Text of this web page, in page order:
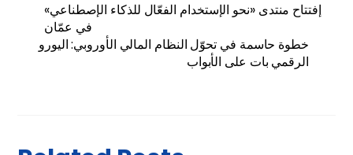
إفتتاح منتدى «نحو الإستخدام الفعّال للذكاء الإصطناعي»
في عمّان
خطوة حاسمة في تحوّل النظام المالي الأوروبي: اليورو
الرقمي بات على الأبواب